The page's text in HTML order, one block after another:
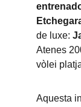
de luxe:
Atenes
vòlei
Aquesta